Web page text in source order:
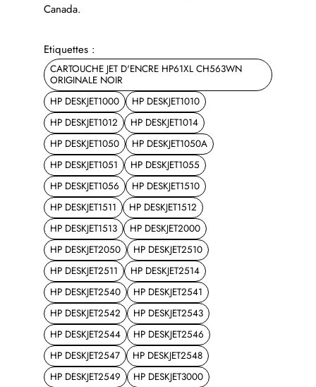
Canada.
Etiquettes :
CARTOUCHE JET D'ENCRE HP61XL CH563WN
ORIGINALE NOIR
HP DESKJET1000
HP DESKJET1010
HP DESKJET1012
HP DESKJET1014
HP DESKJET1050
HP DESKJET1050A
HP DESKJET1051
HP DESKJET1055
HP DESKJET1056
HP DESKJET1510
HP DESKJET1511
HP DESKJET1512
HP DESKJET1513
HP DESKJET2000
HP DESKJET2050
HP DESKJET2510
HP DESKJET2511
HP DESKJET2514
HP DESKJET2540
HP DESKJET2541
HP DESKJET2542
HP DESKJET2543
HP DESKJET2544
HP DESKJET2546
HP DESKJET2547
HP DESKJET2548
HP DESKJET2549
HP DESKJET3000